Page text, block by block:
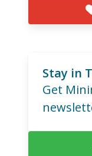
Stay in
Get